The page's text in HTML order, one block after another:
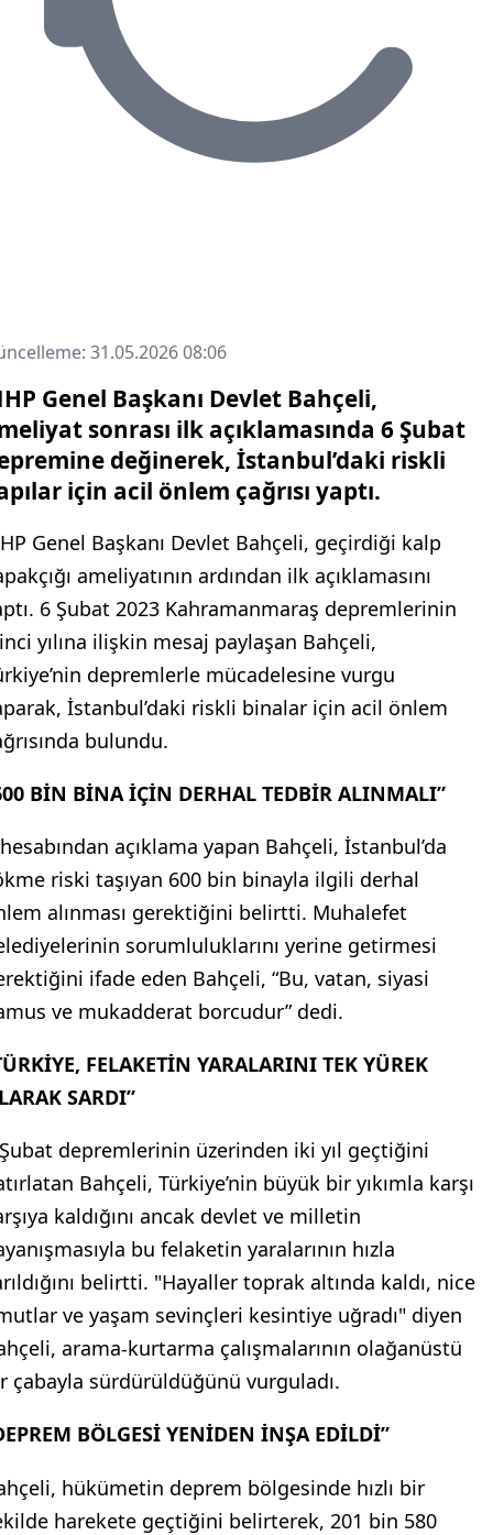
31.05.2026 08:06
Genel Başkanı Devlet Bahçeli,
sonrası ilk açıklamasında 6 Şubat
değinerek, İstanbul’daki riskli
için acil önlem çağrısı yaptı.
Genel Başkanı Devlet Bahçeli, geçirdiği kalp
ameliyatının ardından ilk açıklamasını
6 Şubat 2023 Kahramanmaraş depremlerinin
yılına ilişkin mesaj paylaşan Bahçeli,
depremlerle mücadelesine vurgu
İstanbul’daki riskli binalar için acil önlem
bulundu.
BİN BİNA İÇİN DERHAL TEDBİR ALINMALI”
açıklama yapan Bahçeli, İstanbul’da
riski taşıyan 600 bin binayla ilgili derhal
alınması gerektiğini belirtti. Muhalefet
sorumluluklarını yerine getirmesi
ifade eden Bahçeli, “Bu, vatan, siyasi
ve mukadderat borcudur” dedi.
FELAKETİN YARALARINI TEK YÜREK
SARDI”
depremlerinin üzerinden iki yıl geçtiğini
Bahçeli, Türkiye’nin büyük bir yıkımla karşı
kaldığını ancak devlet ve milletin
bu felaketin yaralarının hızla
belirtti. "Hayaller toprak altında kaldı, nice
ve yaşam sevinçleri kesintiye uğradı" diyen
arama-kurtarma çalışmalarının olağanüstü
çabayla sürdürüldüğünü vurguladı.
BÖLGESİ YENİDEN İNŞA EDİLDİ”
hükümetin deprem bölgesinde hızlı bir
harekete geçtiğini belirterek, 201 bin 580